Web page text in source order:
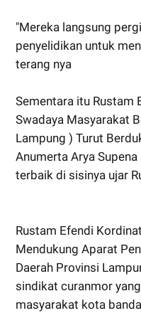
"Mereka langsung
penyelidikan untuk
terang nya
Sementara itu Rustam
Swadaya Masyarakat
Lampung ) Turut
Anumerta Arya
terbaik di sisinya ujar
Rustam Efendi
Mendukung Aparat
Daerah Provinsi
sindikat curanmor
masyarakat kota